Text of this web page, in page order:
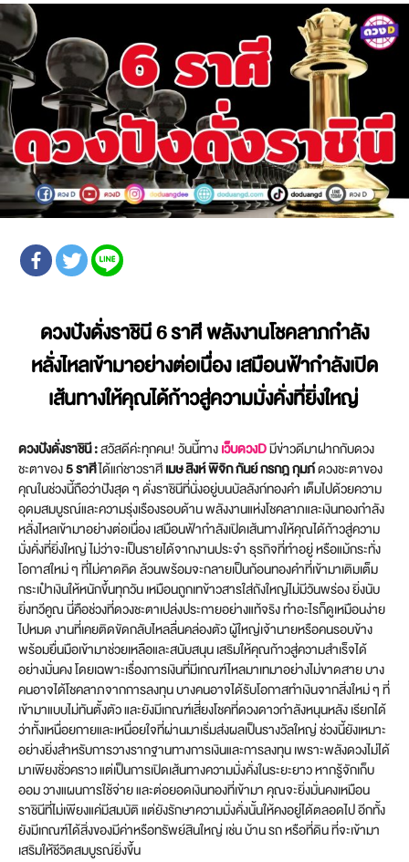
ดวงปังดั่งราชินี 6 ราศี พลังงานโชคลาภกำลัง
หลั่งไหลเข้ามาอย่างต่อเนื่อง เสมือนฟ้ากำลังเปิด
เส้นทางให้คุณได้ก้าวสู่ความมั่งคั่งที่ยิ่งใหญ่
ดวงปังดั่งราชินี :สวัสดีค่ะทุกคน! วันนี้ทางเว็บดวงDมีข่าวดีมาฝากกับดวง
ชะตาของ5 ราศีได้แก่ชาวราศีเมษ สิงห์ พิจิก กันย์ กรกฎ กุมภ์ดวงชะตาของ
คุณในช่วงนี้ถือว่าปังสุด ๆ ดั่งราชินีที่นั่งอยู่บนบัลลังก์ทองคำ เต็มไปด้วยความ
อุดมสมบูรณ์และความรุ่งเรืองรอบด้าน พลังงานแห่งโชคลาภและเงินทองกำลัง
หลั่งไหลเข้ามาอย่างต่อเนื่อง เสมือนฟ้ากำลังเปิดเส้นทางให้คุณได้ก้าวสู่ความ
มั่งคั่งที่ยิ่งใหญ่ ไม่ว่าจะเป็นรายได้จากงานประจำ ธุรกิจที่ทำอยู่ หรือแม้กระทั่ง
โอกาสใหม่ ๆ ที่ไม่คาดคิด ล้วนพร้อมจะกลายเป็นก้อนทองคำที่เข้ามาเติมเต็ม
กระเป๋าเงินให้หนักขึ้นทุกวัน เหมือนถูกเทข้าวสารใส่ถังใหญ่ไม่มีวันพร่อง ยิ่งนับ
ยิ่งทวีคูณ นี่คือช่วงที่ดวงชะตาเปล่งประกายอย่างแท้จริง ทำอะไรก็ดูเหมือนง่าย
ไปหมด งานที่เคยติดขัดกลับไหลลื่นคล่องตัว ผู้ใหญ่เจ้านายหรือคนรอบข้าง
พร้อมยื่นมือเข้ามาช่วยเหลือและสนับสนุน เสริมให้คุณก้าวสู่ความสำเร็จได้
อย่างมั่นคง โดยเฉพาะเรื่องการเงินที่มีเกณฑ์ไหลมาเทมาอย่างไม่ขาดสาย บาง
คนอาจได้โชคลาภจากการลงทุน บางคนอาจได้รับโอกาสทำเงินจากสิ่งใหม่ ๆ ที่
เข้ามาแบบไม่ทันตั้งตัว และยังมีเกณฑ์เสี่ยงโชคที่ดวงดาวกำลังหนุนหลัง เรียกได้
ว่าทั้งเหนื่อยกายและเหนื่อยใจที่ผ่านมาเริ่มส่งผลเป็นรางวัลใหญ่ ช่วงนี้ยังเหมาะ
อย่างยิ่งสำหรับการวางรากฐานทางการเงินและการลงทุน เพราะพลังดวงไม่ได้
มาเพียงชั่วคราว แต่เป็นการเปิดเส้นทางความมั่งคั่งในระยะยาว หากรู้จักเก็บ
ออม วางแผนการใช้จ่าย และต่อยอดเงินทองที่เข้ามา คุณจะยิ่งมั่นคงเหมือน
ราชินีที่ไม่เพียงแค่มีสมบัติ แต่ยังรักษาความมั่งคั่งนั้นให้คงอยู่ได้ตลอดไป อีกทั้ง
ยังมีเกณฑ์ได้สิ่งของมีค่าหรือทรัพย์สินใหญ่ เช่น บ้าน รถ หรือที่ดิน ที่จะเข้ามา
เสริมให้ชีวิตสมบูรณ์ยิ่งขึ้น